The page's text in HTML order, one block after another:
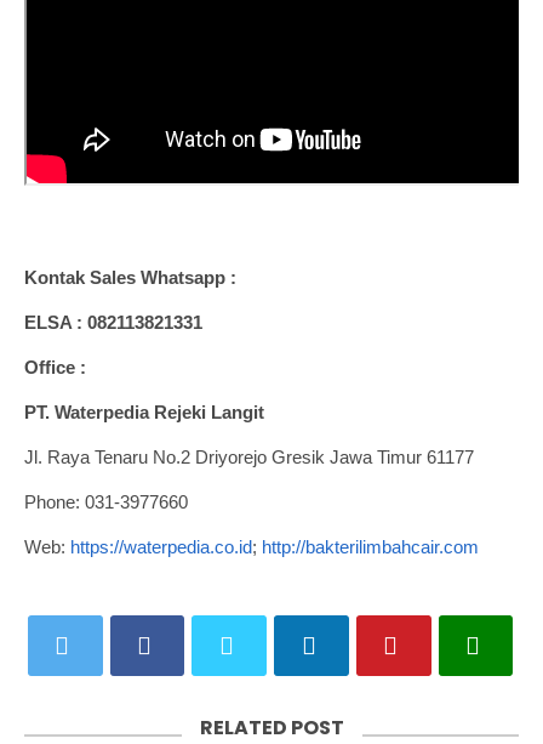
Kontak Sales Whatsapp :
ELSA : 082113821331
Office :
PT. Waterpedia Rejeki Langit
Jl. Raya Tenaru No.2 Driyorejo Gresik Jawa Timur 61177
Phone: 031-3977660
Web: https://waterpedia.co.id; http://bakterilimbahcair.com
RELATED POST